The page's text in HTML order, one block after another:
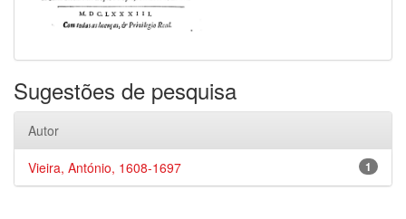
Sugestões de pesquisa
Autor
1
Vieira, António, 1608-1697